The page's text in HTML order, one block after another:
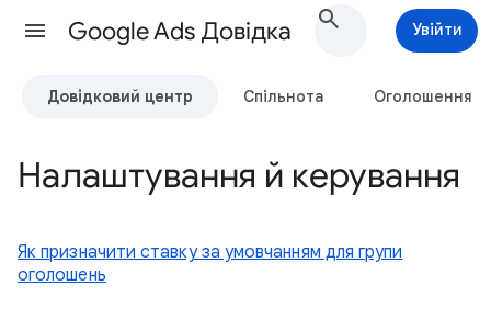
Google Ads Довідка Увійти
Довідковий центр Спільнота Оголошення
Налаштування й керування
Як призначити ставку за умовчанням для групи
оголошень